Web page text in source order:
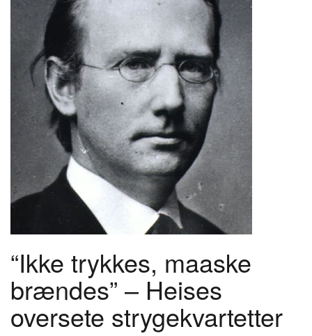
“Ikke trykkes, maaske
brændes” – Heises
oversete strygekvartetter